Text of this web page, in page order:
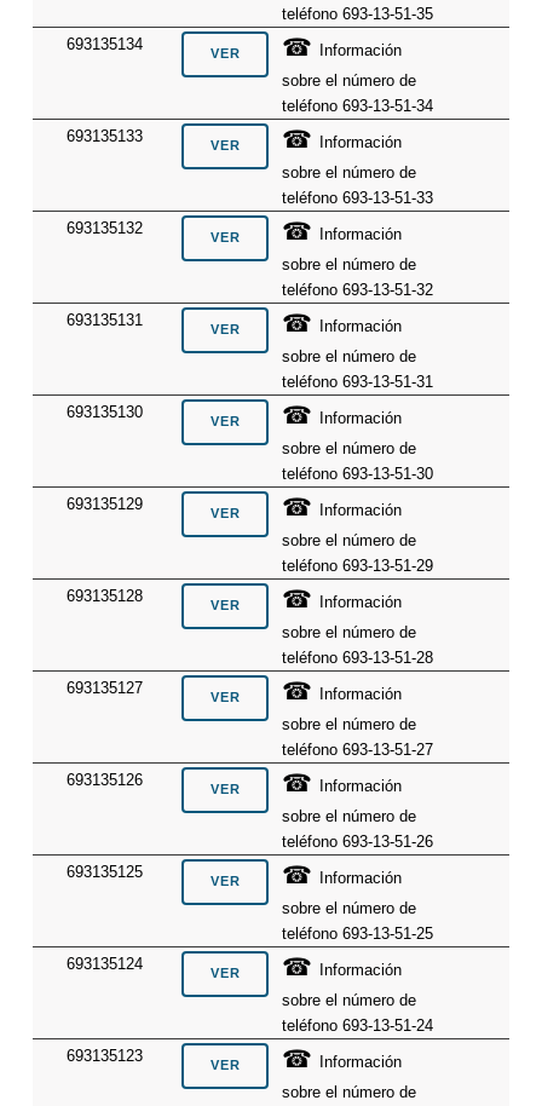
teléfono 693-13-51-35
693135134
☎
Información
sobre el número de
teléfono 693-13-51-34
693135133
☎
Información
sobre el número de
teléfono 693-13-51-33
693135132
☎
Información
sobre el número de
teléfono 693-13-51-32
693135131
☎
Información
sobre el número de
teléfono 693-13-51-31
693135130
☎
Información
sobre el número de
teléfono 693-13-51-30
693135129
☎
Información
sobre el número de
teléfono 693-13-51-29
693135128
☎
Información
sobre el número de
teléfono 693-13-51-28
693135127
☎
Información
sobre el número de
teléfono 693-13-51-27
693135126
☎
Información
sobre el número de
teléfono 693-13-51-26
693135125
☎
Información
sobre el número de
teléfono 693-13-51-25
693135124
☎
Información
sobre el número de
teléfono 693-13-51-24
693135123
☎
Información
sobre el número de